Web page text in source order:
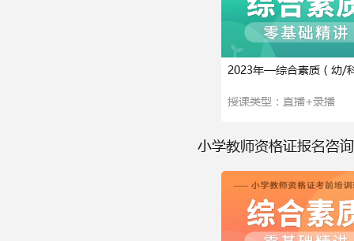
2023年—综合素质（幼/
授课类型：直播+录播
小学教师资格证报名咨询